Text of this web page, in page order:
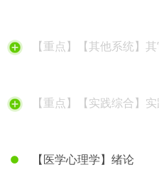
【重点】【其他系统】
【重点】【实践综合】
【医学心理学】绪论